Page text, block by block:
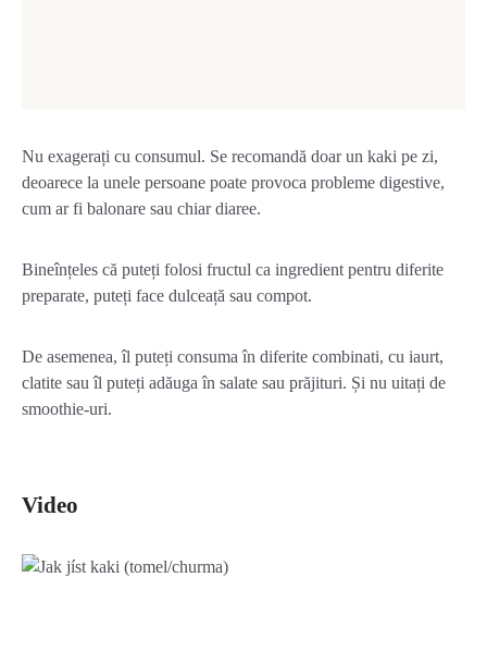
Nu exagerați cu consumul. Se recomandă doar un kaki pe zi,
deoarece la unele persoane poate provoca probleme digestive,
cum ar fi balonare sau chiar diaree.
Bineînțeles că puteți folosi fructul ca ingredient pentru diferite
preparate, puteți face dulceață sau compot.
De asemenea, îl puteți consuma în diferite combinati, cu iaurt,
clatite sau îl puteți adăuga în salate sau prăjituri. Și nu uitați de
smoothie-uri.
Video